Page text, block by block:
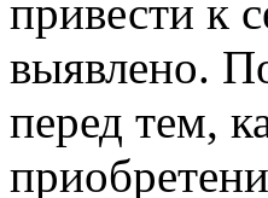
привести к
выявлено.
перед тем,